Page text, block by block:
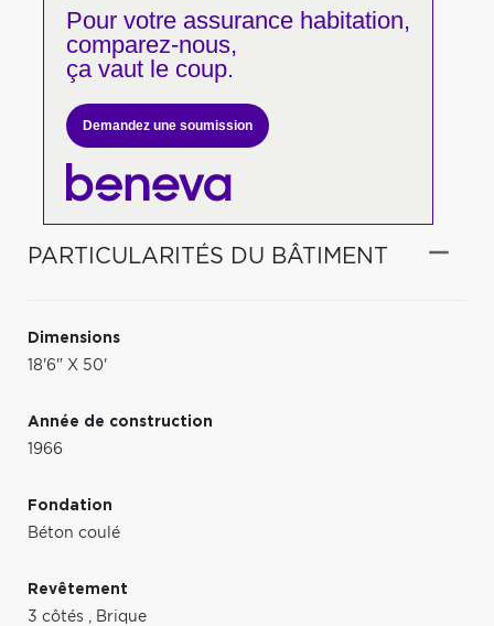
Pour votreassurance habitation,
comparez-nous,
ça vaut le coup.
Demandez une soumission
PARTICULARITÉS DU BÂTIMENT
Dimensions
18'6" X 50'
Année de construction
1966
Fondation
Béton coulé
Revêtement
3 côtés , Brique